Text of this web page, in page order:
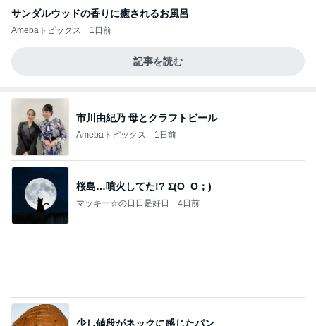
サンダルウッドの香りに癒されるお風呂
Amebaトピックス 1日前
記事を読む
市川由紀乃 母とクラフトビール
Amebaトピックス 1日前
桜島…噴火してた!? Σ(O_O；)
マッキー☆の日日是好日 4日前
少し値段がネックに感じたパン